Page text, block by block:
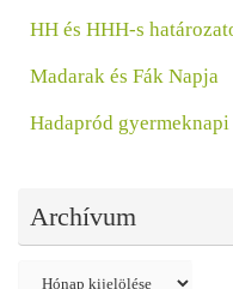
HH és HHH-s
Madarak és Fák Napja
Hadapród
Archívum
Archívum